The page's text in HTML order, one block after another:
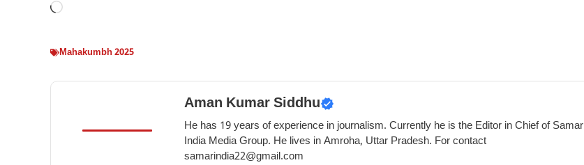
Loading…
Mahakumbh 2025
Aman Kumar Siddhu
He has 19 years of experience in journalism. Currently he is the Editor in Chief of Samar
India Media Group. He lives in Amroha, Uttar Pradesh. For contact
samarindia22@gmail.com